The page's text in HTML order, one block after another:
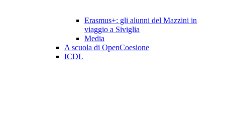
Erasmus+: gli alunni del Mazzini in
viaggio a Siviglia
Media
A scuola di OpenCoesione
ICDL